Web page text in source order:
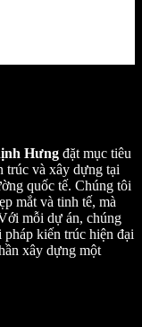
Hưng đặt mục tiêu
trúc và xây dựng tại
quốc tế. Chúng tôi
mắt và tinh tế, mà
mỗi dự án, chúng
kiến trúc hiện đại
xây dựng một